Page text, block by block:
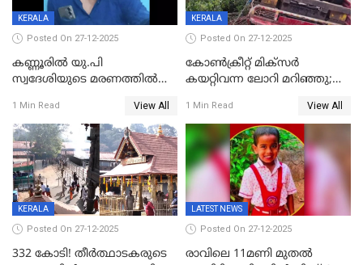
KERALA
Posted On 27-12-2025
കണ്ണൂരിൽ യു.പി
സ്വദേശിയുടെ മരണത്തിൽ
കേസ്; തർക്കമുണ്ടായത്
ഫേഷ്യലിന് 300 രൂപ
ആവശ്യപ്പെട്ടതിനെച്ചൊല്ലി
1 Min Read View All
KERALA
Posted On 27-12-2025
കോണ്‍ക്രീറ്റ് മിക്‌സര്‍
കയറ്റിവന്ന ലോറി മറിഞ്ഞു;
അപകടം കണ്ണൂരിൽ
1 Min Read View All
KERALA
Posted On 27-12-2025
332 കോടി! തീർത്ഥാടകരുടെ
LATEST NEWS
Posted On 27-12-2025
രാവിലെ 11മണി മുതൽ